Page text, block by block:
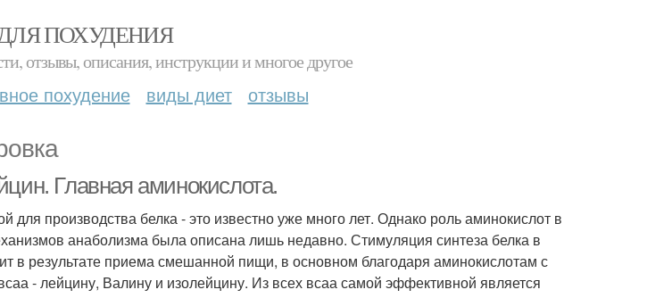
ПОХУДЕНИЯ
отзывы, описания, инструкции и многое другое
похудение виды диет отзывы
Главная аминокислота.
для производства белка - это известно уже много лет. Однако роль аминокислот в
анаболизма была описана лишь недавно. Стимуляция синтеза белка в
в результате приема смешанной пищи, в основном благодаря аминокислотам с
- лейцину, Валину и изолейцину. Из всех всаа самой эффективной является